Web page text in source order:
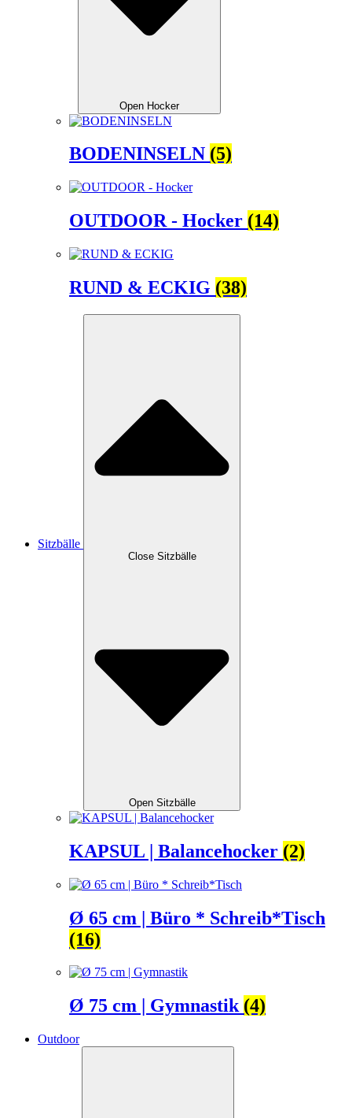
Open Hocker
BODENINSELN (5)
OUTDOOR - Hocker (14)
RUND & ECKIG (38)
Sitzbälle
Close Sitzbälle
Open Sitzbälle
KAPSUL | Balancehocker (2)
Ø 65 cm | Büro * Schreib*Tisch
(16)
Ø 75 cm | Gymnastik (4)
Outdoor